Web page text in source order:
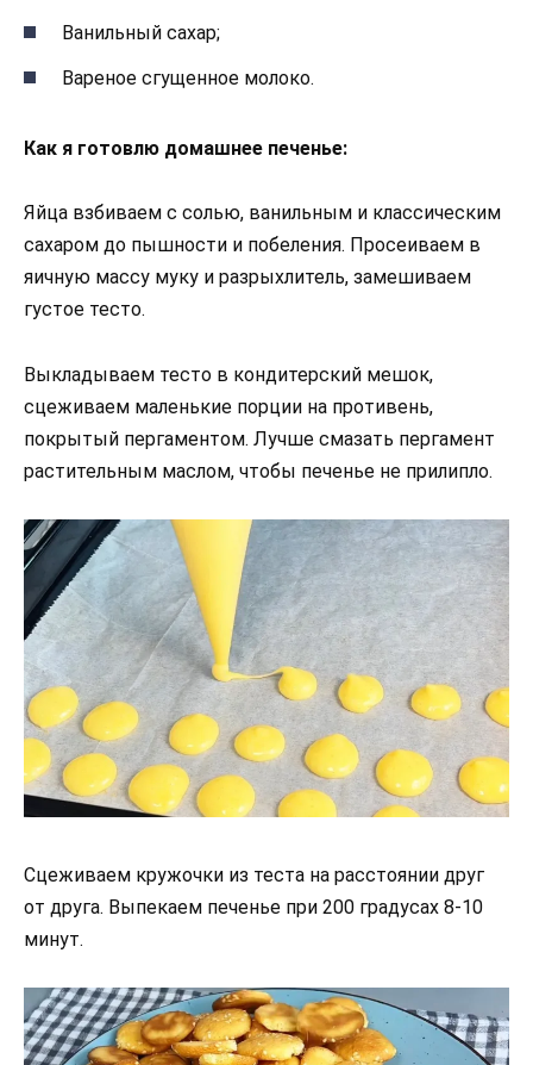
Ванильный сахар;
Вареное сгущенное молоко.
Как я готовлю домашнее печенье:
Яйца взбиваем с солью, ванильным и классическим
сахаром до пышности и побеления. Просеиваем в
яичную массу муку и разрыхлитель, замешиваем
густое тесто.
Выкладываем тесто в кондитерский мешок,
сцеживаем маленькие порции на противень,
покрытый пергаментом. Лучше смазать пергамент
растительным маслом, чтобы печенье не прилипло.
Сцеживаем кружочки из теста на расстоянии друг
от друга. Выпекаем печенье при 200 градусах 8-10
минут.